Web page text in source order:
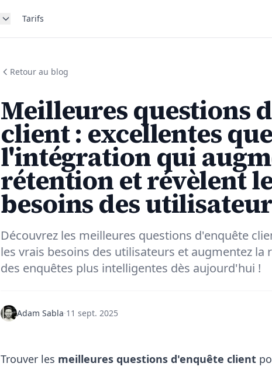
Tarifs
Retour au blog
Meilleures questions
client : excellentes
l'intégration qui
rétention et révèlent
besoins des
Découvrez les meilleures questions d'enquête
les vrais besoins des utilisateurs et augmentez la
des enquêtes plus intelligentes dès aujourd'hui !
Adam Sabla·11 sept. 2025
Trouver les meilleures questions d'enquête client